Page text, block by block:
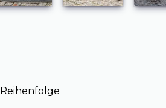
Reihenfolge